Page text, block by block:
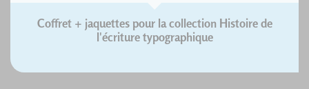
Coffret + jaquettes pour la collection Histoire de
l'écriture typographique